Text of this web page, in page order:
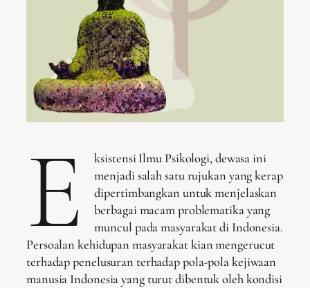
E
ksistensi Ilmu Psikologi, dewasa ini
menjadi salah satu rujukan yang kerap
dipertimbangkan untuk menjelaskan
berbagai macam problematika yang
muncul pada masyarakat di Indonesia.
Persoalan kehidupan masyarakat kian mengerucut
terhadap penelusuran terhadap pola-pola kejiwaan
manusia Indonesia yang turut dibentuk oleh kondisi